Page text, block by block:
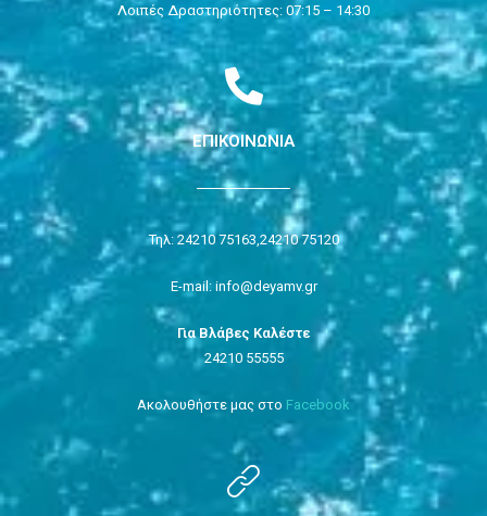
Λοιπές Δραστηριότητες: 07:15 – 14:30
ΕΠΙΚΟΙΝΩΝΙΑ
Τηλ: 24210 75163, 24210 75120
E-mail: info@deyamv.gr
Για Βλάβες Καλέστε
24210 55555
Ακολουθήστε μας στο Facebook